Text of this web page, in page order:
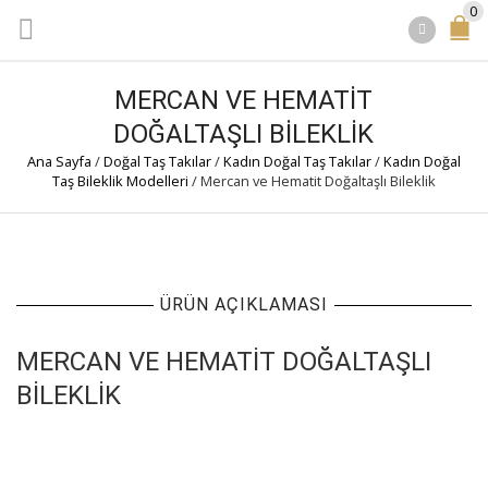
0
MERCAN VE HEMATIT
DOĞALTAŞLI BILEKLIK
Ana Sayfa /Doğal Taş Takılar/Kadın Doğal Taş Takılar/Kadın Doğal
Taş Bileklik Modelleri /Mercan ve Hematit Doğaltaşlı Bileklik
ÜRÜN AÇIKLAMASI
MERCAN VE HEMATIT DOĞALTAŞLI
BILEKLIK